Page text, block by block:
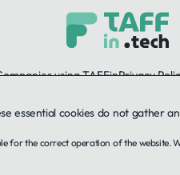
using TAFFinPrivacy
LinkedIn
essential cookies do not gather
for the correct operation of the